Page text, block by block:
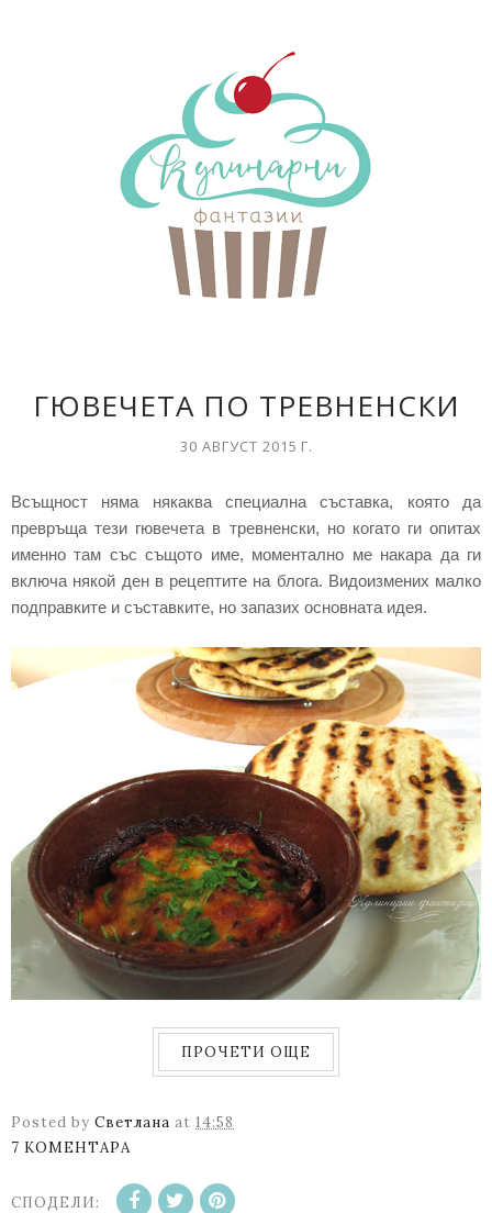
ГЮВЕЧЕТА ПО ТРЕВНЕНСКИ
30 АВГУСТ 2015 Г.
Всъщност няма някаква специална съставка, която да
превръща тези гювечета в тревненски, но когато ги опитах
именно там със същото име, моментално ме накара да ги
включа някой ден в рецептите на блога. Видоизмених малко
подправките и съставките, но запазих основната идея.
ПРОЧЕТИ ОЩЕ
Posted by Светлана at 14:58
7 КОМЕНТАРА
СПОДЕЛИ: